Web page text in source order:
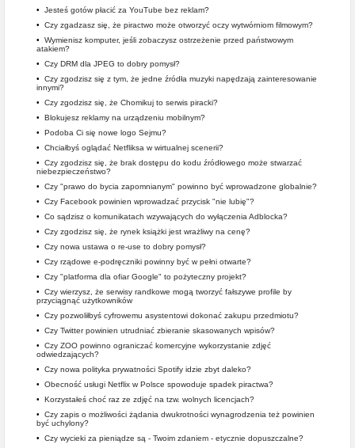
• Jesteś gotów płacić za YouTube bez reklam?
• Czy zgadzasz się, że piractwo może otworzyć oczy wytwórniom filmowym?
• Wymienisz komputer, jeśli zobaczysz ostrzeżenie przed państwowym
atakiem?
• Czy DRM dla JPEG to dobry pomysł?
• Czy zgodzisz się z tym, że jedne źródła muzyki napędzają zainteresowanie
innymi?
• Czy zgodzisz się, że Chomikuj to serwis piracki?
• Blokujesz reklamy na urządzeniu mobilnym?
• Podoba Ci się nowe logo Sejmu?
• Chciałbyś oglądać Netfliksa w wirtualnej scenerii?
• Czy zgodzisz się, że brak dostępu do kodu źródłowego może stwarzać
niebezpieczeństwo?
• Czy "prawo do bycia zapomnianym" powinno być wprowadzone globalnie?
• Czy Facebook powinien wprowadzać przycisk "nie lubię"?
• Co sądzisz o komunikatach wzywających do wyłączenia Adblocka?
• Czy zgodzisz się, że rynek książki jest wrażliwy na cenę?
• Czy nowa ustawa o re-use to dobry pomysł?
• Czy rządowe e-podręczniki powinny być w pełni otwarte?
• Czy "platforma dla ofiar Google" to pożyteczny projekt?
• Czy wierzysz, że serwisy randkowe mogą tworzyć fałszywe profile by
przyciągnąć użytkowników
• Czy pozwoliłbyś cyfrowemu asystentowi dokonać zakupu przedmiotu?
• Czy Twitter powinien utrudniać zbieranie skasowanych wpisów?
• Czy ZOO powinno ograniczać komercyjne wykorzystanie zdjęć
odwiedzających?
• Czy nowa polityka prywatności Spotify idzie zbyt daleko?
• Obecność usługi Netflix w Polsce spowoduje spadek piractwa?
• Korzystałeś choć raz ze zdjęć na tzw. wolnych licencjach?
• Czy zapis o możliwości żądania dwukrotności wynagrodzenia też powinien
być uchylony?
• Czy wycieki za pieniądze są - Twoim zdaniem - etycznie dopuszczalne?